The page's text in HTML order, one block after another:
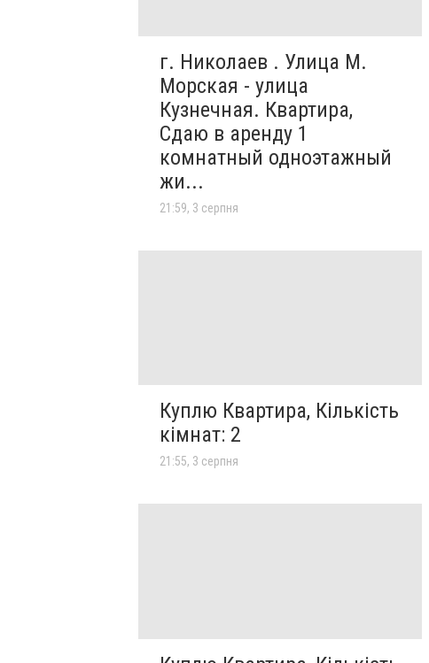
г. Николаев . Улица М.
Морская - улица
Кузнечная. Квартира,
Сдаю в аренду 1
комнатный одноэтажный
жи...
21:59, 3 серпня
Куплю Квартира, Кількість
кімнат: 2
21:55, 3 серпня